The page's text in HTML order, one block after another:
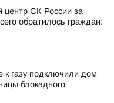
СК России за
обратилось граждан:
к газу подключили дом
блокадного